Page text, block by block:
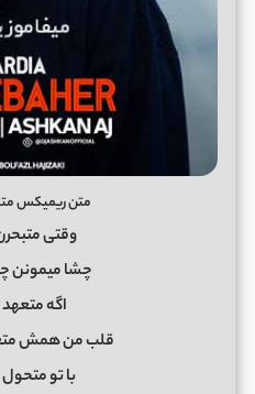
متن ریمیکس
وقتی
چشا میمونن
اگه
قلب من همش
با تو